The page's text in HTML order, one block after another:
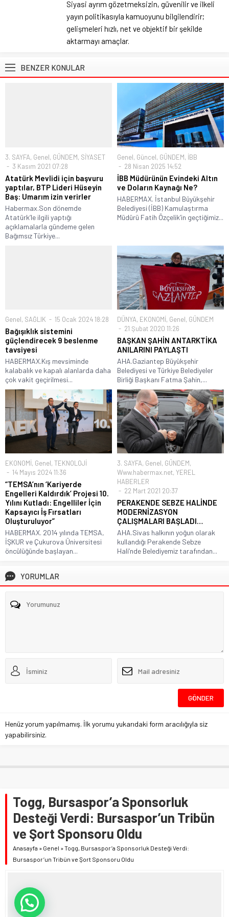
Siyasi ayrım gözetmeksizin, güvenilir ve ilkeli
yayın politikasıyla kamuoyunu bilgilendirir;
gelişmeleri hızlı, net ve objektif bir şekilde
aktarmayı amaçlar.
BENZER KONULAR
3. SAYFA, Genel, GÜNDEM, SİYASET
3 Kasım 2021 07:28
Atatürk Mevlidi için başvuru
yaptılar, BTP Lideri Hüseyin
Baş: Umarım izin verirler
Habermax.Son dönemde
Atatürk’le ilgili yaptığı
açıklamalarla gündeme gelen
Bağımsız Türkiye...
Genel, Güncel, GÜNDEM, İBB
28 Nisan 2025 14:52
İBB Müdürünün Evindeki Altın
ve Doların Kaynağı Ne?
HABERMAX. İstanbul Büyükşehir
Belediyesi (İBB) Kamulaştırma
Müdürü Fatih Özçelik’in geçtiğimiz...
Genel, SAĞLIK 15 Ocak 2024 18:28
Bağışıklık sistemini
güçlendirecek 9 beslenme
tavsiyesi
HABERMAX.Kış mevsiminde
kalabalık ve kapalı alanlarda daha
çok vakit geçirilmesi...
DÜNYA, EKONOMİ, Genel, GÜNDEM
21 Şubat 2020 11:26
BAŞKAN ŞAHİN ANTARKTİKA
ANILARINI PAYLAŞTI
AHA.Gaziantep Büyükşehir
Belediyesi ve Türkiye Belediyeler
Birliği Başkanı Fatma Şahin,...
EKONOMİ, Genel, TEKNOLOJİ
14 Mayıs 2024 11:36
“TEMSA’nın ‘Kariyerde
Engelleri Kaldırdık’ Projesi 10.
Yılını Kutladı: Engelliler İçin
Kapsayıcı İş Fırsatları
Oluşturuluyor”
HABERMAX. 2014 yılında TEMSA,
İŞKUR ve Çukurova Üniversitesi
öncülüğünde başlayan...
3. SAYFA, Genel, GÜNDEM,
Www.habermax.net, YEREL
HABERLER
22 Mart 2021 20:37
PERAKENDE SEBZE HALİNDE
MODERNİZASYON
ÇALIŞMALARI BAŞLADI…
AHA.Sivas halkının yoğun olarak
kullandığı Perakende Sebze
Hali’nde Belediyemiz tarafından...
YORUMLAR
Henüz yorum yapılmamış. İlk yorumu yukarıdaki form aracılığıyla siz
yapabilirsiniz.
Togg, Bursaspor’a Sponsorluk
Desteği Verdi: Bursaspor’un Tribün
ve Şort Sponsoru Oldu
Anasayfa » Genel »Togg, Bursaspor’a Sponsorluk Desteği Verdi:
Bursaspor’un Tribün ve Şort Sponsoru Oldu